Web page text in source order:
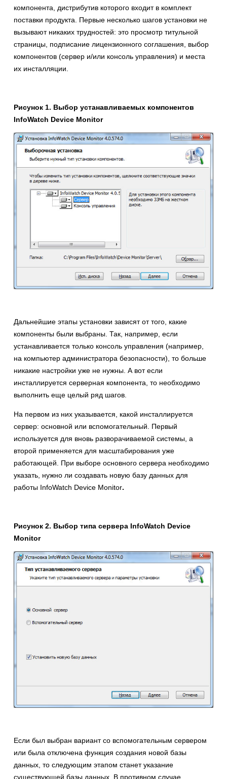
компонента, дистрибутив которого входит в комплект
поставки продукта. Первые несколько шагов установки не
вызывают никаких трудностей: это просмотр титульной
страницы, подписание лицензионного соглашения, выбор
компонентов (сервер и/или консоль управления) и места
их инсталляции.
Рисунок 1. Выбор устанавливаемых компонентов
InfoWatch Device Monitor
Дальнейшие этапы установки зависят от того, какие
компоненты были выбраны. Так, например, если
устанавливается только консоль управления (например,
на компьютер администратора безопасности), то больше
никакие настройки уже не нужны. А вот если
инсталлируется серверная компонента, то необходимо
выполнить еще целый ряд шагов.
На первом из них указывается, какой инсталлируется
сервер: основной или вспомогательный. Первый
используется для вновь разворачиваемой системы, а
второй применяется для масштабирования уже
работающей. При выборе основного сервера необходимо
указать, нужно ли создавать новую базу данных для
работы InfoWatch Device Monitor.
Рисунок 2. Выбор типа сервера InfoWatch Device
Monitor
Если был выбран вариант со вспомогательным сервером
или была отключена функция создания новой базы
данных, то следующим этапом станет указание
существующей базы данных. В противном случае